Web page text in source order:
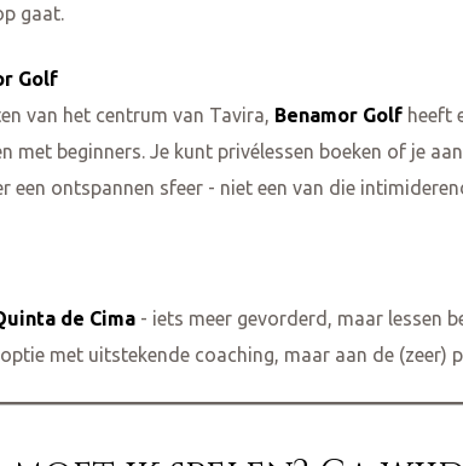
gaat.
Golf
van het centrum van Tavira, Benamor Golf heeft
met beginners. Je kunt privélessen boeken of je
een ontspannen sfeer - niet een van die
de Cima- iets meer gevorderd, maar lessen
met uitstekende coaching, maar aan de (zeer)